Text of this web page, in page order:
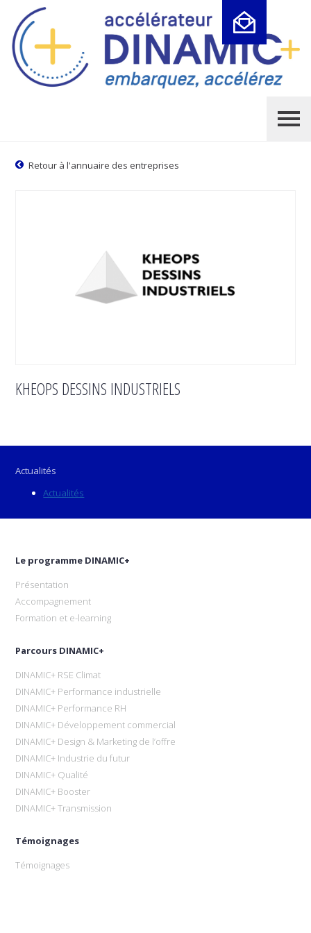
Retour à l'annuaire des entreprises
KHEOPS DESSINS INDUSTRIELS
Actualités
Actualités
Le programme DINAMIC+
Présentation
Accompagnement
Formation et e-learning
Parcours DINAMIC+
DINAMIC+ RSE Climat
DINAMIC+ Performance industrielle
DINAMIC+ Performance RH
DINAMIC+ Développement commercial
DINAMIC+ Design & Marketing de l’offre
DINAMIC+ Industrie du futur
DINAMIC+ Qualité
DINAMIC+ Booster
DINAMIC+ Transmission
Témoignages
Témoignages
Cookies management panel